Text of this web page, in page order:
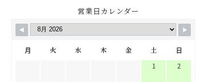
営業日カレンダー
月 火 水 木 金 土
日
1
2